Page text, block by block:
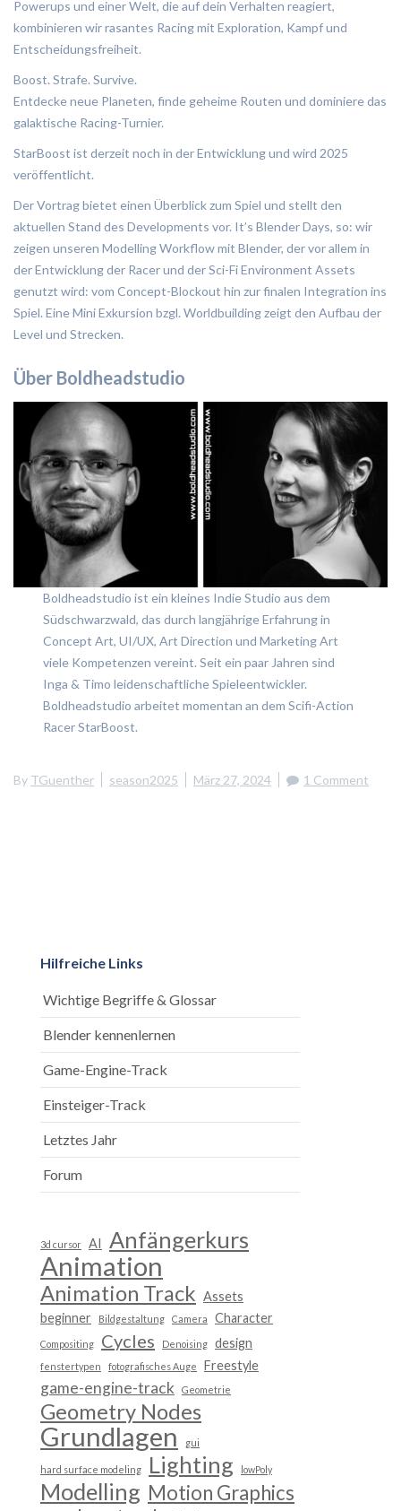
Powerups und einer Welt, die auf dein Verhalten reagiert,
kombinieren wir rasantes Racing mit Exploration, Kampf und
Entscheidungsfreiheit.
Boost. Strafe. Survive.
Entdecke neue Planeten, finde geheime Routen und dominiere das
galaktische Racing-Turnier.
StarBoost ist derzeit noch in der Entwicklung und wird 2025
veröffentlicht.
Der Vortrag bietet einen Überblick zum Spiel und stellt den
aktuellen Stand des Developments vor. It’s Blender Days, so: wir
zeigen unseren Modelling Workflow mit Blender, der vor allem in
der Entwicklung der Racer und der Sci-Fi Environment Assets
genutzt wird: vom Concept-Blockout hin zur finalen Integration ins
Spiel. Eine Mini Exkursion bzgl. Worldbuilding zeigt den Aufbau der
Level und Strecken.
Über Boldheadstudio
Boldheadstudio ist ein kleines Indie Studio aus dem
Südschwarzwald, das durch langjährige Erfahrung in
Concept Art, UI/UX, Art Direction und Marketing Art
viele Kompetenzen vereint. Seit ein paar Jahren sind
Inga & Timo leidenschaftliche Spieleentwickler.
Boldheadstudio arbeitet momentan an dem Scifi-Action
Racer StarBoost.
By TGuenther season2025 März 27, 2024 1 Comment
Hilfreiche Links
Wichtige Begriffe & Glossar
Blender kennenlernen
Game-Engine-Track
Einsteiger-Track
Letztes Jahr
Forum
3d cursor AI Anfängerkurs
Animation
Animation Track Assets
beginner
Bildgestaltung Camera Character
Compositing Cycles Denoising design
fenstertypen fotografisches Auge Freestyle
game-engine-track Geometrie
Geometry Nodes
Grundlagen gui
hard surface modeling Lighting lowPoly
Modelling Motion Graphics